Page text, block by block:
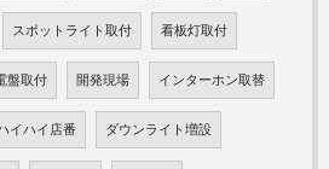
スポットライト取付 看板灯取付
盤取付 開発現場 インターホン取替
イハイ店番 ダウンライト増設